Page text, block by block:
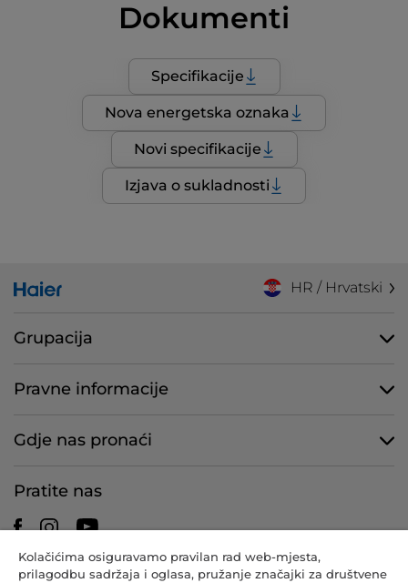
Dokumenti
Specifikacije
Nova energetska oznaka
Novi specifikacije
Izjava o sukladnosti
HR / Hrvatski
Grupacija
Pravne informacije
Gdje nas pronaći
Pratite nas
CANDY HOOVER GROUP S.r.I. – s jednim članom – REGISTRIRANO
Kolačićima osiguravamo pravilan rad web-mjesta,
prilagodbu sadržaja i oglasa, pružanje značajki za društvene